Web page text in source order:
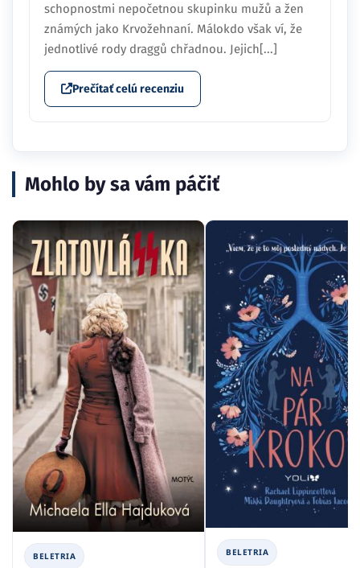
schopnostmi nepočetnou skupinku mužů a žen
známých jako Krvožehnaní. Málokdo však ví, že
jednotlivé rody draggů chřadnou. Jejich[...]
Prečítať celú recenziu
Mohlo by sa vám páčiť
BELETRIA BELETRIA